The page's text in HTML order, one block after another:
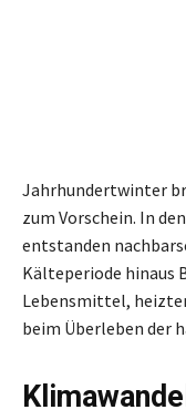
Jahrhundertwinter
zum Vorschein. In
entstanden
Kälteperiode hinaus
Lebensmittel,
beim Überleben der